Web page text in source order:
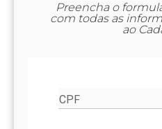
Preencha o
com todas as
ao